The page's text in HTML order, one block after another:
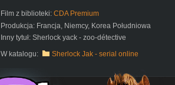
Film z biblioteki: CDA Premium
Produkcja: Francja, Niemcy, Korea Południowa
Inny tytuł: Sherlock yack - zoo-détective
W katalogu:
Sherlock Jak - serial online